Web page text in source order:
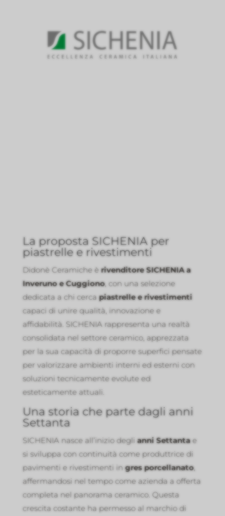
La proposta SICHENIA per
piastrelle e rivestimenti
Didonè Ceramiche èrivenditore SICHENIA a
Inveruno e Cuggiono, con una selezione
dedicata a chi cercapiastrelle e rivestimenti
capaci di unire qualità, innovazione e
affidabilità. SICHENIA rappresenta una realtà
consolidata nel settore ceramico, apprezzata
per la sua capacità di proporre superfici pensate
per valorizzare ambienti interni ed esterni con
soluzioni tecnicamente evolute ed
esteticamente attuali.
Una storia che parte dagli anni
Settanta
SICHENIA nasce all’inizio deglianni Settantae
si sviluppa con continuità come produttrice di
pavimenti e rivestimenti ingres porcellanato,
affermandosi nel tempo come azienda a offerta
completa nel panorama ceramico. Questa
crescita costante ha permesso al marchio di